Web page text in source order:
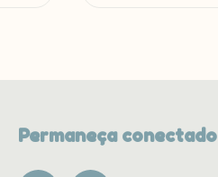
Permaneça conectado